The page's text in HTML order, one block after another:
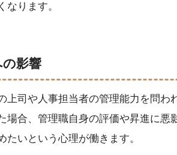
なります。
影響
上司や人事担当者の管理能力を問わ
場合、管理職自身の評価や昇進に悪
たいという心理が働きます。